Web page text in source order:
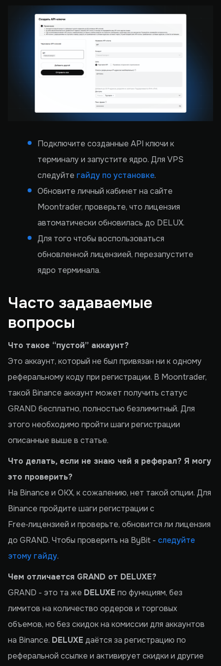
Подключите созданные API ключи к
терминалу и запустите ядро. Для VPS
следуйте гайду по установке.
Обновите личный кабинет на сайте
Moontrader, проверьте, что лицензия
автоматически обновилась до DELUX.
Для того чтобы воспользоваться
обновленной лицензией, перезапустите
ядро терминала.
Часто задаваемые
вопросы
Что такое “пустой” аккаунт?
Это аккаунт, который не был привязан ни к одному
реферальному коду при регистрации. В Moontrader,
такой Binance аккаунт может получить статус
GRAND бесплатно, полностью безлимитный. Для
этого необходимо пройти шаги регистрации
описанные выше в статье.
Что делать, если не знаю чей я реферал? Я могу
это проверить?
На Binance и OKX, к сожалению, нет такой опции. Для
Binance пройдите шаги регистрации с
Free‑лицензией и проверьте, обновится ли лицензия
до GRAND. Чтобы проверить на ByBit - следуйте
этому гайду.
Чем отличается GRAND от DELUXE?
GRAND - это та же DELUXE по функциям, без
лимитов на количество ордеров и торговых
объемов, но без скидок на комиссии для аккаунтов
на Binance. DELUXE даётся за регистрацию по
реферальной ссылке и активирует скидки и другие